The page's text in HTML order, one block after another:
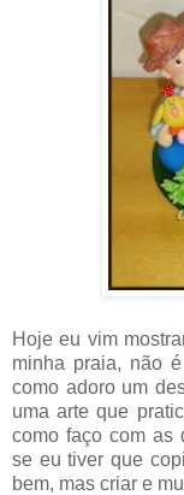
Hoje eu vim
minha praia, não
como adoro um
uma arte que
como faço com as
se eu tiver que
bem, mas criar e